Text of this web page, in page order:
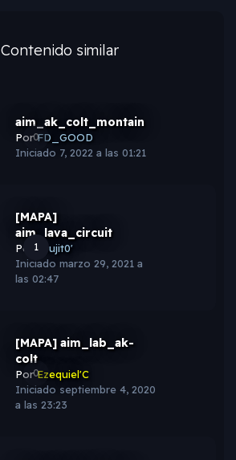
Contenido similar
0
aim_ak_colt_montain
PorFD_GOOD
Iniciado 7, 2022 a las 01:21
1
[MAPA]
aim_lava_circuit
PorBrujit0'
Iniciado marzo 29, 2021 a
las 02:47
0
[MAPA] aim_lab_ak-
colt
PorEzequiel'C
Iniciado septiembre 4, 2020
a las 23:23